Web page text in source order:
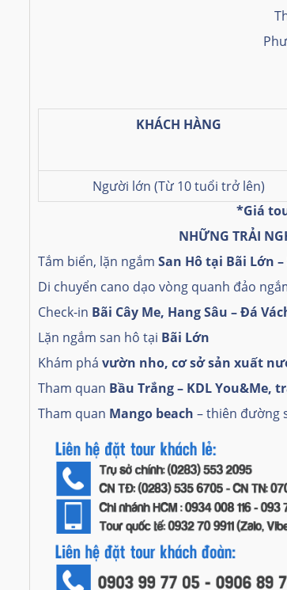
KHÁCH HÀNG
Người lớn (Từ 10 tuổi trở lên)
*Giá
NHỮNG TRẢI
Tắm biển, lặn ngắm San Hô tại Bãi Lớn
Di chuyển cano dạo vòng quanh đảo
Check-in Bãi Cây Me, Hang Sâu – Đá
Lặn ngắm san hô tại Bãi Lớn
Khám phá vườn nho, cơ sở sản xuất
Tham quan Bầu Trắng – KDL You&Me,
Tham quan Mango beach – thiên đường